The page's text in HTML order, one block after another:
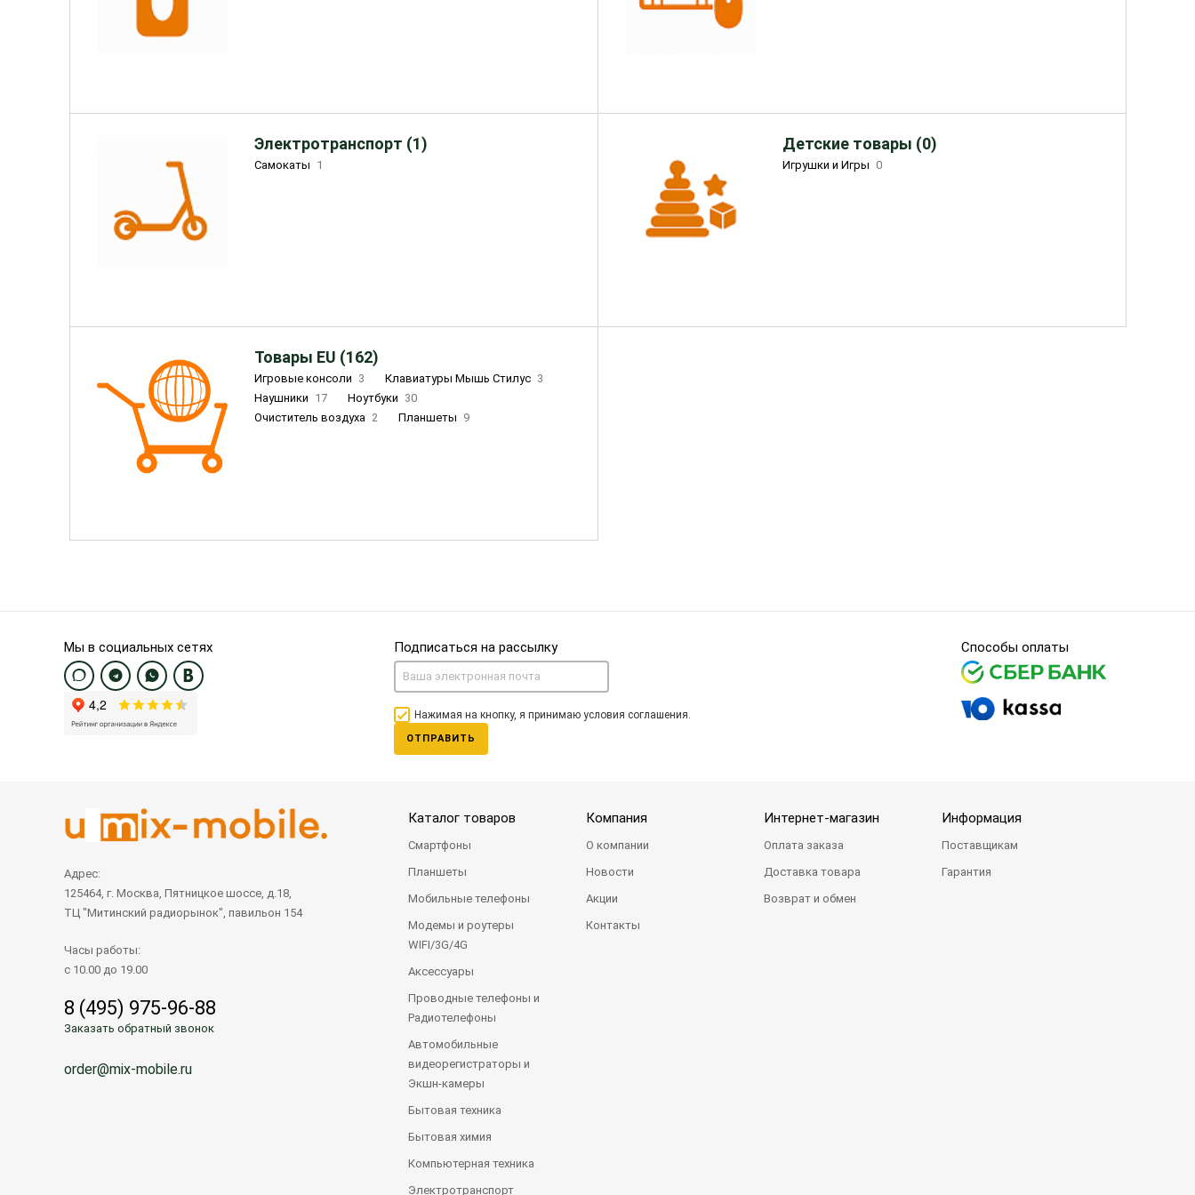
Электротранспорт (1)
Самокаты 1
Детские товары (0)
Игрушки и Игры 0
Товары EU (162)
Игровые консоли 3 Клавиатуры Мышь Стилус 3
Наушники 17 Ноутбуки 30
Очиститель воздуха 2 Планшеты 9
Мы в социальных сетях Подписаться на рассылку
Нажимая на кнопку, я принимаю условия соглашения.
ОТПРАВИТЬ
Способы оплаты
Адрес:
125464, г. Москва, Пятницкое шоссе, д.18,
ТЦ "Митинский радиорынок", павильон 154
Часы работы:
с 10.00 до 19.00
8 (495) 975-96-88
Заказать обратный звонок
order@mix-mobile.ru
Каталог товаров
Смартфоны
Планшеты
Мобильные телефоны
Модемы и роутеры
WIFI/3G/4G
Аксессуары
Проводные телефоны и
Радиотелефоны
Автомобильные
видеорегистраторы и
Экшн-камеры
Бытовая техника
Бытовая химия
Компьютерная техника
Электротранспорт
Компания
О компании
Новости
Акции
Контакты
Интернет-магазин
Оплата заказа
Доставка товара
Возврат и обмен
Информация
Поставщикам
Гарантия